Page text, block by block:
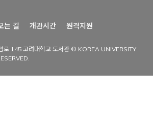
는 길 개관시간 원격지원
로 145 고려대학교 도서관 © KOREA UNIVERSITY